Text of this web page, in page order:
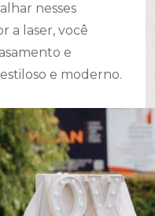
nesses
a laser, você
e
e moderno.